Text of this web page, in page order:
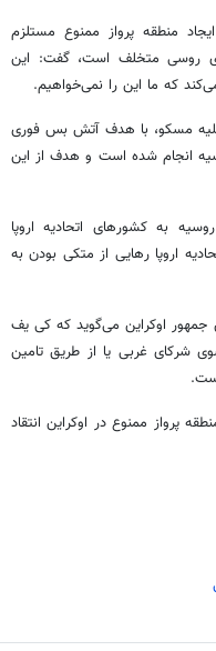
منطقه پرواز ممنوع مستلزم
روسی متخلف است، گفت: این
که ما این را نمی‌خواهیم.
مسکو، با هدف آتش بس فوری
انجام شده است و هدف از این
به کشورهای اتحادیه اروپا
اروپا رهایی از متکی بودن به
جمهور اوکراین می‌گوید که کی یف
شرکای غربی یا از طریق تامین
پرواز ممنوع در اوکراین انتقاد